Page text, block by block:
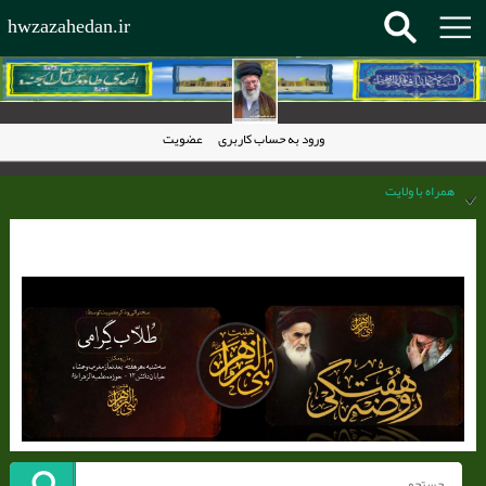
hwzazahedan.ir
عضویت
ورود به حساب کاربری
همراه با ولایت